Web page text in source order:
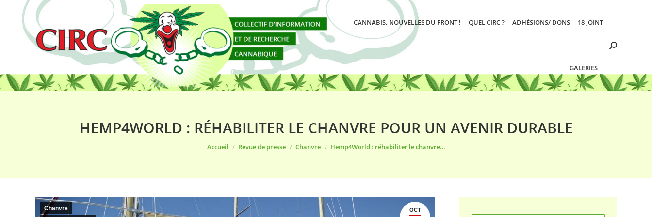
CANNABIS, NOUVELLES DU FRONT ! QUEL CIRC ? ADHÉSIONS/ DONS 18 JOINT
GALERIES
Search:
HEMP4WORLD : RÉHABILITER LE CHANVRE POUR UN AVENIR DURABLE
Accueil Revue de presse Chanvre Hemp4World : réhabiliter le chanvre…
OCT
Chanvre